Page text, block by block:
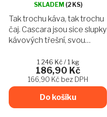
hodnocení
produktu
je
5,0
z
hvězdiček.
SKLADEM (2 KS)
166,90 Kč bez DPH
186,90 Kč
Měrná
cena:
1 246 Kč / 1 kg
Do košíku
Tak trochu káva, tak trochu
čaj. Cascara jsou sice slupky
kávových třešní, svou
spíše čaj. Chutnají skvěle, ať
už si z nich připravíte horký
nápoj na...